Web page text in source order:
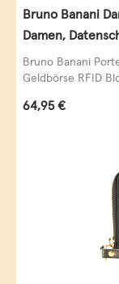
Bruno Banani
Damen,
Querformat,
Bruno Banani
Geldbörse RFID
Regulärer Preis:
64,95 €